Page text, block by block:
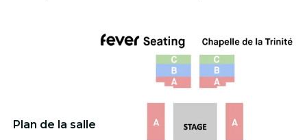
Plan de la salle